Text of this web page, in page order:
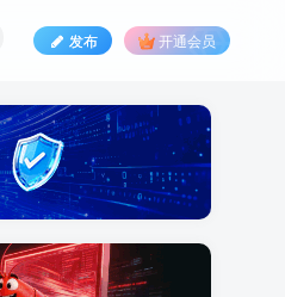
发布 开通会员